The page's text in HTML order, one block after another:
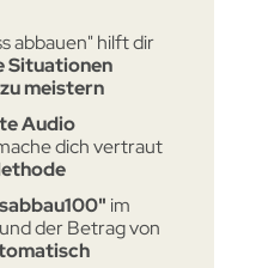
abbauen" hilft dir
Situationen
meistern
Audio
dich vertraut
im
der Betrag von